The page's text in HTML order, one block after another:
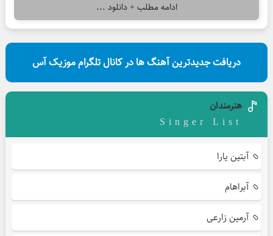
ادامه مطلب + دانلود ...
دریافت جدیدترین آهنگ ها در کانال تلگرام موزیک آس
هنرمندان
Singer List
آبتین یارا
آبراهام
آرمین زارعی